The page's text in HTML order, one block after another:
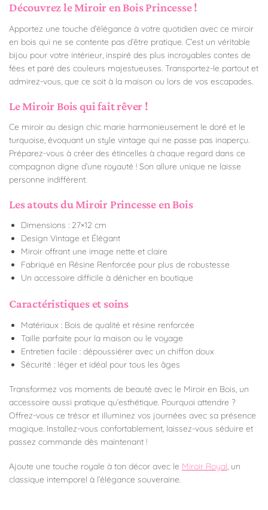
Découvrez le Miroir en Bois Princesse !
Apportez une touche d’élégance à votre quotidien avec ce miroir
en bois qui ne se contente pas d’être pratique. C’est un véritable
bijou pour votre intérieur, inspiré des plus incroyables contes de
fées et paré des couleurs majestueuses. Transportez-le partout et
admirez-vous, que ce soit à la maison ou lors de vos escapades.
Le Miroir Bois qui fait rêver !
Ce miroir au design chic marie harmonieusement le doré et le
turquoise, évoquant un style vintage qui ne passe pas inaperçu.
Préparez-vous à créer des étincelles à chaque regard dans ce
compagnon digne d’une royauté ! Son allure unique ne laisse
personne indifférent.
Les atouts du Miroir Princesse en Bois
Dimensions : 27×12 cm
Design Vintage et Élégant
Miroir offrant une image nette et claire
Fabriqué en Résine Renforcée pour plus de robustesse
Un accessoire difficile à dénicher en boutique
Caractéristiques et soins
Matériaux : Bois de qualité et résine renforcée
Taille parfaite pour la maison ou le voyage
Entretien facile : dépoussiérer avec un chiffon doux
Sécurité : léger et idéal pour tous les âges
Transformez vos moments de beauté avec le Miroir en Bois, un
accessoire aussi pratique qu’esthétique. Pourquoi attendre ?
Offrez-vous ce trésor et illuminez vos journées avec sa présence
magique. Installez-vous confortablement, laissez-vous séduire et
passez commande dès maintenant !
Ajoute une touche royale à ton décor avec le Miroir Royal , un
classique intemporel à l’élégance souveraine.